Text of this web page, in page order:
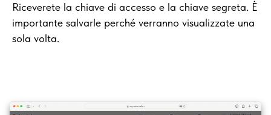
Riceverete la chiave di accesso e la chiave segreta. È
importante salvarle perché verranno visualizzate una
sola volta.